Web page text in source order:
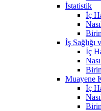
İstatistik
İç
İş Sağlığı
İç
Muayene
İç